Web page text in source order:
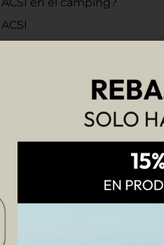
es
del viaje con total
marcar la diferencia
ACSI , cómo funciona y
europeos.
en hacerte con ella
adquirir la tarjeta
ACSI y